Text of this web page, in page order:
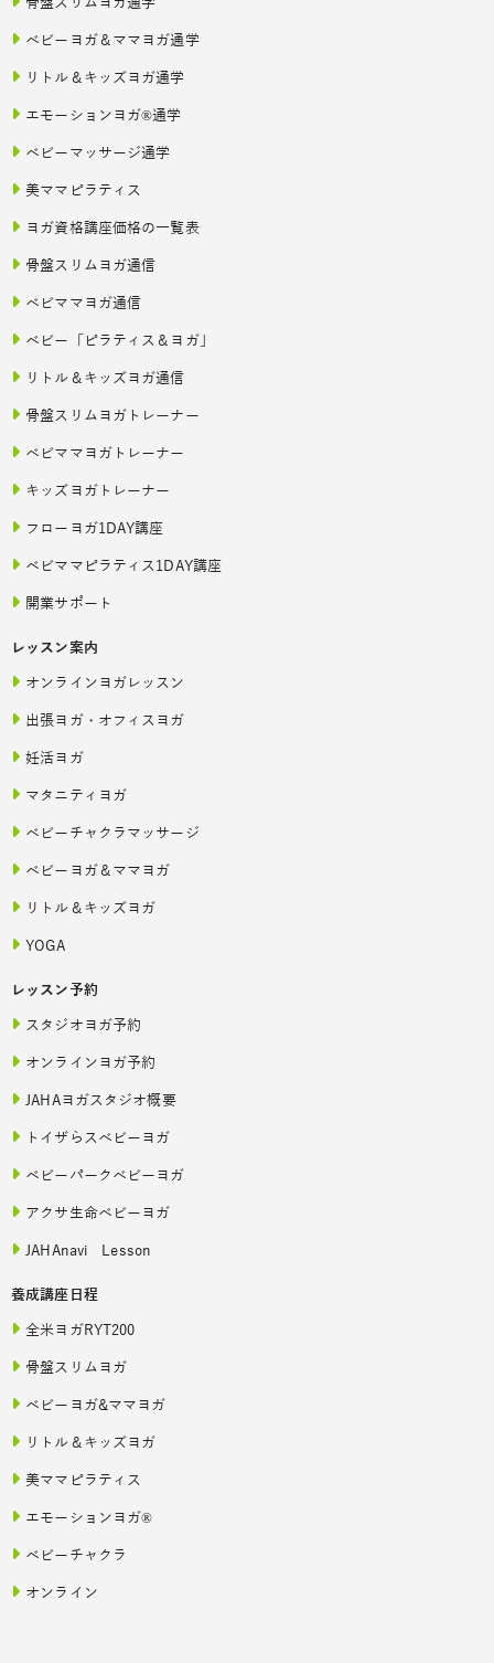
ベビーヨガ＆ママヨガ通学
リトル＆キッズヨガ通学
エモーションヨガ®通学
ベビーマッサージ通学
美ママピラティス
ヨガ資格講座価格の一覧表
骨盤スリムヨガ通信
ベビママヨガ通信
ベビー「ピラティス＆ヨガ」
リトル＆キッズヨガ通信
骨盤スリムヨガトレーナー
ベビママヨガトレーナー
キッズヨガトレーナー
フローヨガ1DAY講座
ベビママピラティス1DAY講座
開業サポート
レッスン案内
オンラインヨガレッスン
出張ヨガ・オフィスヨガ
妊活ヨガ
マタニティヨガ
ベビーチャクラマッサージ
ベビーヨガ＆ママヨガ
リトル＆キッズヨガ
YOGA
レッスン予約
スタジオヨガ予約
オンラインヨガ予約
JAHAヨガスタジオ概要
トイザらスベビーヨガ
ベビーパークベビーヨガ
アクサ生命ベビーヨガ
JAHAnavi Lesson
養成講座日程
全米ヨガRYT200
骨盤スリムヨガ
ベビーヨガ&ママヨガ
リトル＆キッズヨガ
美ママピラティス
エモーションヨガ®
ベビーチャクラ
オンライン